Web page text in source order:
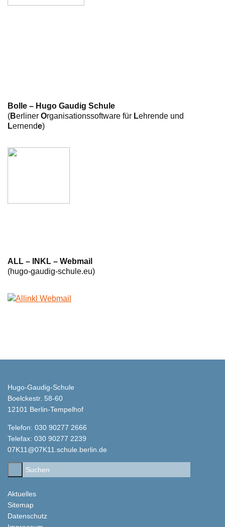
Bolle – Hugo Gaudig Schule
(Berliner Organisationssoftware für Lehrende und
Lernende)
ALL – INKL – Webmail
(hugo-gaudig-schule.eu)
Hugo-Gaudig-Schule
Boelckestr. 58-60
12101 Berlin-Tempelhof
Telefon: 030 90277 2666
Telefax: 030 90277 2239
07K11@07K11.schule.berlin.de
Aktuelles
Sitemap
Datenschutz